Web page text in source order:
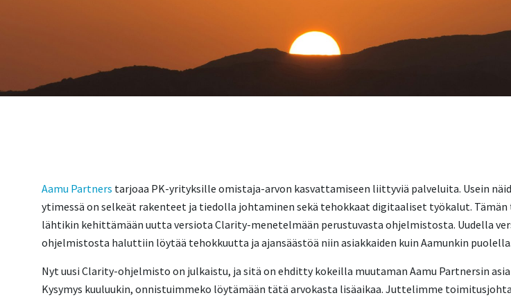
Aamu Partners tarjoaa PK-yrityksille omistaja-arvon kasvattamiseen liittyviä palveluita. Usein
ytimessä on selkeät rakenteet ja tiedolla johtaminen sekä tehokkaat digitaaliset työkalut. Tämän
lähtikin kehittämään uutta versiota Clarity-menetelmään perustuvasta ohjelmistosta. Uudella
ohjelmistosta haluttiin löytää tehokkuutta ja ajansäästöä niin asiakkaiden kuin Aamunkin puolella.
Nyt uusi Clarity-ohjelmisto on julkaistu, ja sitä on ehditty kokeilla muutaman Aamu Partnersin
Kysymys kuuluukin, onnistuimmeko löytämään tätä arvokasta lisäaikaa. Juttelimme